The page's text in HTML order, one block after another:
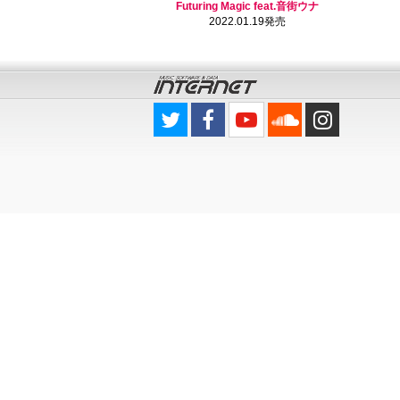
Futuring Magic feat.音街ウナ
2022.01.19発売